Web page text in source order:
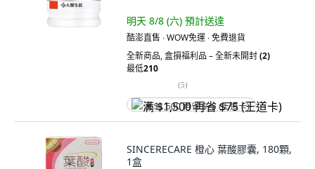
明天 8/8 (六) 預計送達
酷澎直售 ∙ WOW免運 ∙ 免費退貨
全新商品,盒損福利品 – 全新未開封(2)
最低210
(5)
满 $1,500 再省 $75 (王道卡)
SINCERECARE 橙心 葉酸膠囊, 180顆,
1盒